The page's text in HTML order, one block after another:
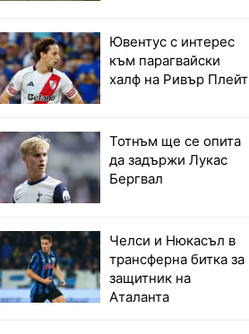
Ювентус с интерес
към парагвайски
халф на Ривър Плейт
Тотнъм ще се опита
да задържи Лукас
Бергвал
Челси и Нюкасъл в
трансферна битка за
защитник на
Аталанта